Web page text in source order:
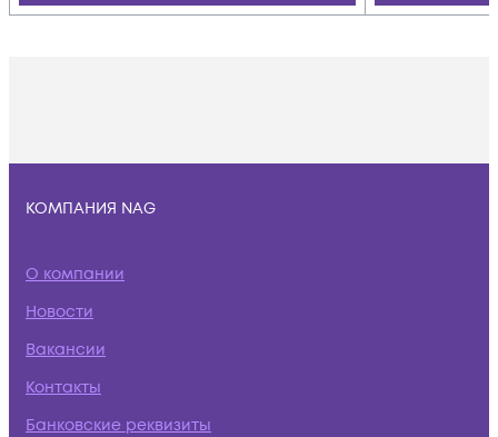
КОМПАНИЯ NAG
О компании
Новости
Вакансии
Контакты
Банковские реквизиты